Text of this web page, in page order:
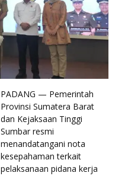
PADANG — Pemerintah
Provinsi Sumatera Barat
dan Kejaksaan Tinggi
Sumbar resmi
menandatangani nota
kesepahaman terkait
pelaksanaan pidana kerja